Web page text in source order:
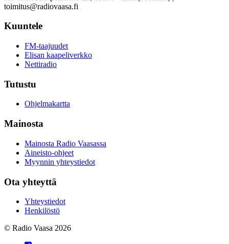
toimitus@radiovaasa.fi
Kuuntele
FM-taajuudet
Elisan kaapeliverkko
Nettiradio
Tutustu
Ohjelmakartta
Mainosta
Mainosta Radio Vaasassa
Aineisto-ohjeet
Myynnin yhteystiedot
Ota yhteyttä
Yhteystiedot
Henkilöstö
© Radio Vaasa 2026